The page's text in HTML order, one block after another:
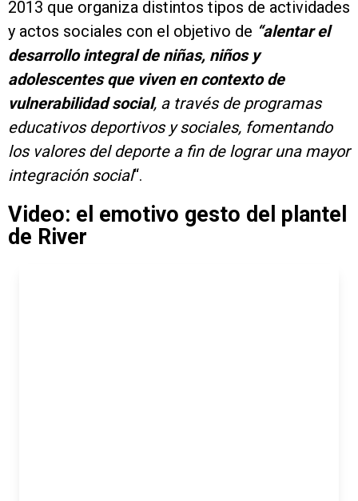
2013 que organiza distintos tipos de actividades
y actos sociales con el objetivo de “alentar el
desarrollo integral de niñas, niños y
adolescentes que viven en contexto de
vulnerabilidad social, a través de programas
educativos deportivos y sociales, fomentando
los valores del deporte a fin de lograr una mayor
integración social“.
Video: el emotivo gesto del plantel
de River